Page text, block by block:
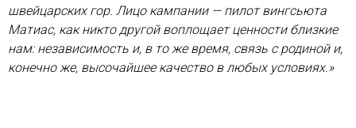
швейцарских гор. Лицо кампании — пилот вингсьюта
Матиас, как никто другой воплощает ценности близкие
нам: независимость и, в то же время, связь с родиной и,
конечно же, высочайшее качество в любых условиях.»